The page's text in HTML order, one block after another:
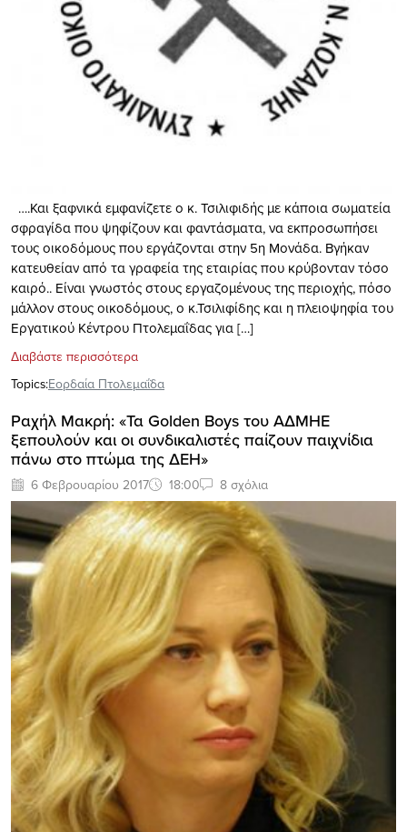
….Και ξαφνικά εμφανίζετε ο κ. Τσιλιφιδής με κάποια σωματεία
σφραγίδα που ψηφίζουν και φαντάσματα, να εκπροσωπήσει
τους οικοδόμους που εργάζονται στην 5η Μονάδα. Βγήκαν
κατευθείαν από τα γραφεία της εταιρίας που κρύβονταν τόσο
καιρό.. Είναι γνωστός στους εργαζομένους της περιοχής, πόσο
μάλλον στους οικοδόμους, ο κ.Τσιλιφίδης και η πλειοψηφία του
Εργατικού Κέντρου Πτολεμαΐδας για […]
Διαβάστε περισσότερα
Topics:Εορδαία Πτολεμαΐδα
Ραχήλ Μακρή: «Τα Golden Boys του ΑΔΜΗΕ
ξεπουλούν και οι συνδικαλιστές παίζουν παιχνίδια
πάνω στο πτώμα της ΔΕΗ»
6 Φεβρουαρίου 2017 18:00 8 σχόλια